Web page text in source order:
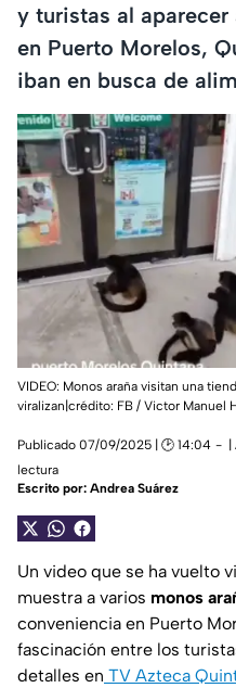
y turistas al aparecer
en Puerto Morelos,
iban en busca de
VIDEO: Monos araña visitan una
viralizan|crédito: FB / Victor Manuel
Publicado 07/09/2025 | 🕑 14:04
lectura
Escrito por: Andrea Suárez
Un video que se ha vuelto
muestra a varios monos
conveniencia en Puerto
fascinación entre los
detalles en TV Azteca